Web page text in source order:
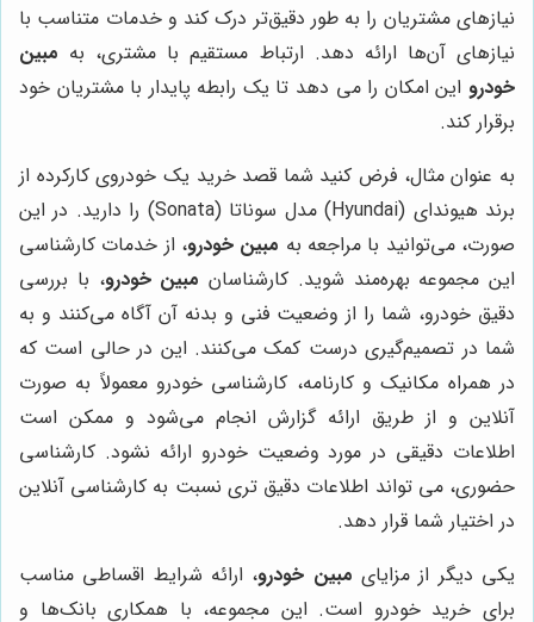
نیازهای مشتریان را به طور دقیق‌تر درک کند و خدمات متناسب با
نیازهای آن‌ها ارائه دهد. ارتباط مستقیم با مشتری، به مبین
خودرو این امکان را می دهد تا یک رابطه پایدار با مشتریان خود
برقرار کند.
به عنوان مثال، فرض کنید شما قصد خرید یک خودروی کارکرده از
برند هیوندای (Hyundai) مدل سوناتا (Sonata) را دارید. در این
صورت، می‌توانید با مراجعه به مبین خودرو، از خدمات کارشناسی
این مجموعه بهره‌مند شوید. کارشناسان مبین خودرو، با بررسی
دقیق خودرو، شما را از وضعیت فنی و بدنه آن آگاه می‌کنند و به
شما در تصمیم‌گیری درست کمک می‌کنند. این در حالی است که
در همراه مکانیک و کارنامه، کارشناسی خودرو معمولاً به صورت
آنلاین و از طریق ارائه گزارش انجام می‌شود و ممکن است
اطلاعات دقیقی در مورد وضعیت خودرو ارائه نشود. کارشناسی
حضوری، می تواند اطلاعات دقیق تری نسبت به کارشناسی آنلاین
در اختیار شما قرار دهد.
یکی دیگر از مزایای مبین خودرو، ارائه شرایط اقساطی مناسب
برای خرید خودرو است. این مجموعه، با همکاری بانک‌ها و